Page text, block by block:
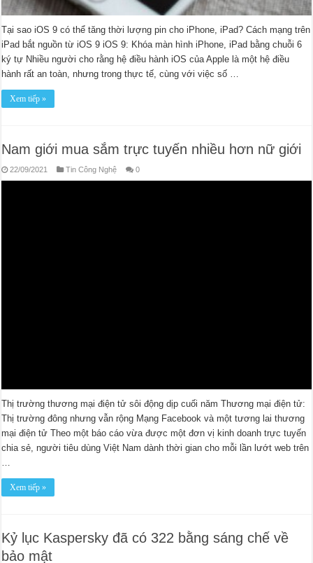
Tại sao iOS 9 có thể tăng thời lượng pin cho iPhone, iPad? Cách mạng trên
iPad bắt nguồn từ iOS 9 iOS 9: Khóa màn hình iPhone, iPad bằng chuỗi 6
ký tự Nhiều người cho rằng hệ điều hành iOS của Apple là một hệ điều
hành rất an toàn, nhưng trong thực tế, cùng với việc số …
Xem tiếp »
Nam giới mua sắm trực tuyến nhiều hơn nữ giới
22/09/2021 Tin Công Nghệ 0
Thị trường thương mại điện tử sôi động dịp cuối năm Thương mại điện tử:
Thị trường đông nhưng vẫn rộng Mạng Facebook và một tương lai thương
mại điện tử Theo một báo cáo vừa được một đơn vị kinh doanh trực tuyến
chia sẻ, người tiêu dùng Việt Nam dành thời gian cho mỗi lần lướt web trên
Xem tiếp »
Kỷ lục Kaspersky đã có 322 bằng sáng chế về
bảo mật